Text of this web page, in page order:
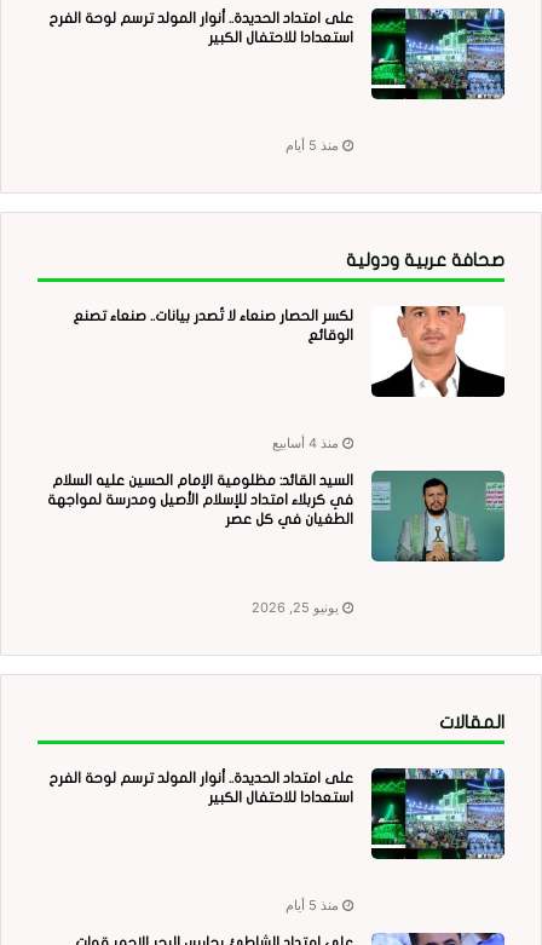
على امتداد الحديدة.. أنوار المولد ترسم لوحة الفرح
استعدادا للاحتفال الكبير
منذ 5 أيام
صحافة عربية ودولية
لكسر الحصار صنعاء لا تُصدر بيانات.. صنعاء تصنع
الوقائع
منذ 4 أسابيع
السيد القائد: مظلومية الإمام الحسين عليه السلام
في كربلاء امتداد للإسلام الأصيل ومدرسة لمواجهة
الطغيان في كل عصر
يونيو 25, 2026
المقالات
على امتداد الحديدة.. أنوار المولد ترسم لوحة الفرح
استعدادا للاحتفال الكبير
منذ 5 أيام